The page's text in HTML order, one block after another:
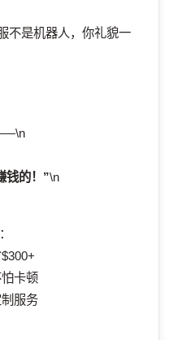
不是机器人，你礼貌一
钱的！”\n
卡顿
服务